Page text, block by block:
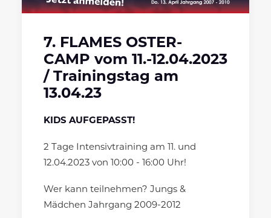
7. FLAMES OSTER-
CAMP vom 11.-12.04.2023
/ Trainingstag am
13.04.23
KIDS AUFGEPASST!
2 Tage Intensivtraining am 11. und
12.04.2023 von 10:00 - 16:00 Uhr!
Wer kann teilnehmen? Jungs &
Mädchen Jahrgang 2009-2012